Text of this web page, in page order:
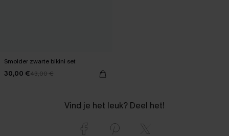
Smolder zwarte bikini set
30,00 €43,00 €
Vind je het leuk? Deel het!